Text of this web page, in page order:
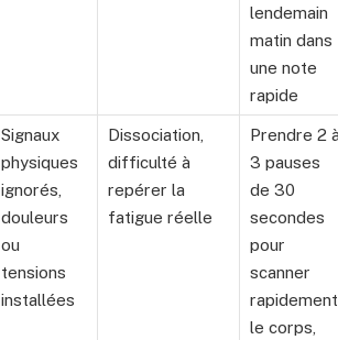
lendemain
matin dans
une note
rapide
Signaux
physiques
ignorés,
douleurs
ou
tensions
installées
Dissociation,
difficulté à
repérer la
fatigue réelle
Prendre 2
3 pauses
de 30
secondes
pour
scanner
rapidement
le corps,